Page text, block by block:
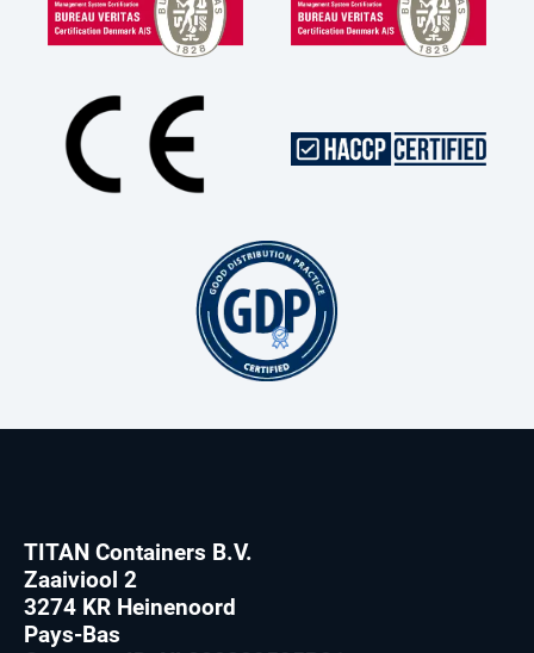
TITAN Containers B.V.
Zaaiviool 2
3274 KR Heinenoord
Pays-Bas